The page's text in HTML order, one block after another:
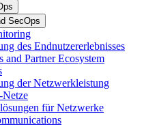
SecOps
des Endnutzererlebnisses
and Partner Ecosystem
der Netzwerkleistung
Netze
für Netzwerke